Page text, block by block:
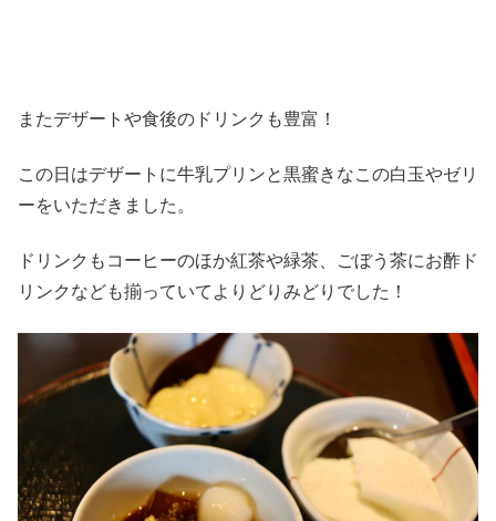
またデザートや食後のドリンクも豊富！
この日はデザートに牛乳プリンと黒蜜きなこの白玉やゼリ
ーをいただきました。
ドリンクもコーヒーのほか紅茶や緑茶、ごぼう茶にお酢ド
リンクなども揃っていてよりどりみどりでした！